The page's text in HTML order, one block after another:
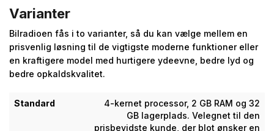
Varianter
Bilradioen fås i to varianter, så du kan vælge mellem en
prisvenlig løsning til de vigtigste moderne funktioner eller
en kraftigere model med hurtigere ydeevne, bedre lyd og
bedre opkaldskvalitet.
Standard
4-kernet processor, 2 GB RAM og 32
GB lagerplads. Velegnet til den
prisbevidste kunde, der blot ønsker en